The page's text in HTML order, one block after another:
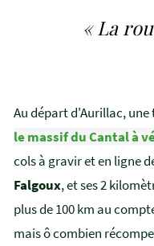
« La
Au départ d'Aurillac,
le massif du Cantal à
cols à gravir et en ligne
Falgoux, et ses 2
plus de 100 km au
mais ô combien